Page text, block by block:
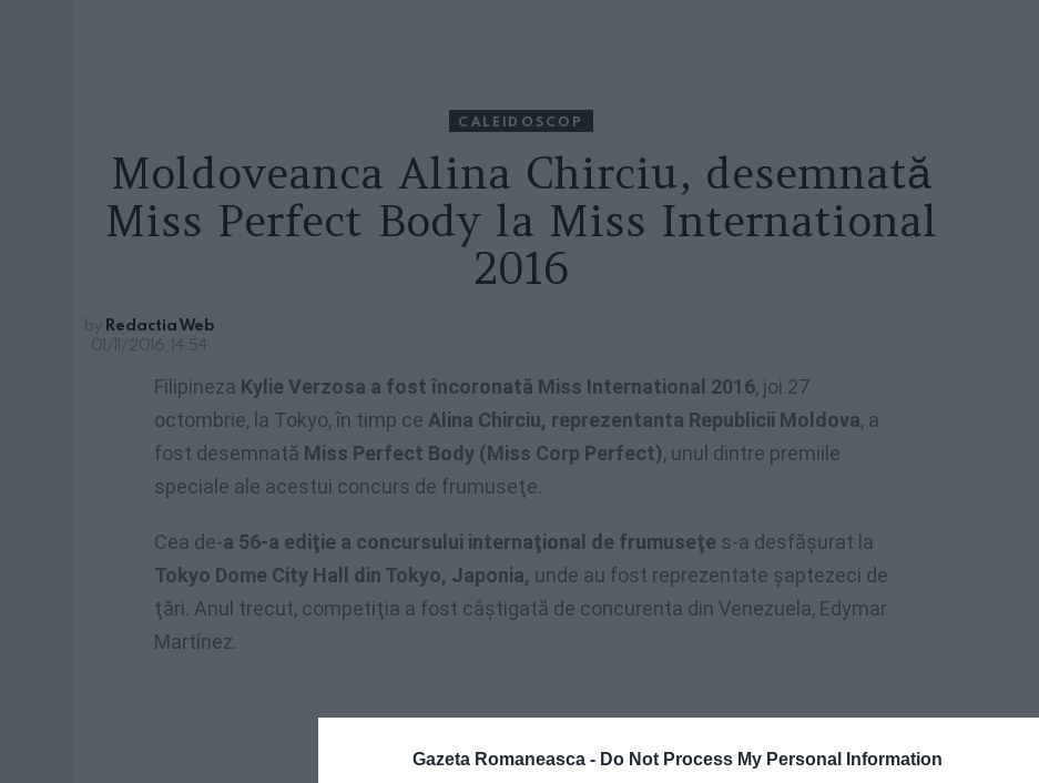
Gazeta Romaneasca - Do Not Process My Personal Information
CALEIDOSCOP
Moldoveanca Alina Chirciu, desemnată
Miss Perfect Body la Miss International
2016
by Redactia Web
01/11/2016, 14:54
Filipineza Kylie Verzosa a fost încoronată Miss International 2016, joi 27
octombrie, la Tokyo, în timp ce Alina Chirciu, reprezentanta Republicii Moldova, a
fost desemnată Miss Perfect Body (Miss Corp Perfect), unul dintre premiile
speciale ale acestui concurs de frumuseţe.
Cea de-a 56-a ediţie a concursului internaţional de frumuseţe s-a desfăşurat la
Tokyo Dome City Hall din Tokyo, Japonia, unde au fost reprezentate şaptezeci de
ţări. Anul trecut, competiţia a fost câştigată de concurenta din Venezuela, Edymar
Martínez.